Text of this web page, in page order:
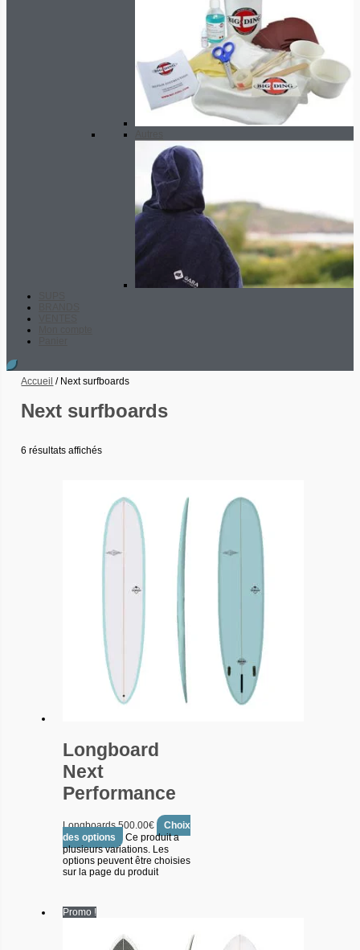
Accueil / Next surfboards
Next surfboards
6 résultats affichés
Longboard
Next
Performance
Longboards500.00€
Choix
des options
Ce produit a
plusieurs variations. Les
options peuvent être choisies
sur la page du produit
Promo !